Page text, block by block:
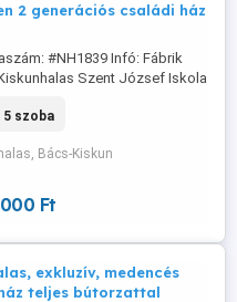
2 generációs családi ház
#NH1839 Infó: Fábrik
Szent József Iskola
vált Kiskunhalas Tompa
Az 774 m2 telekterületen két
összesen 156 m2
5 szoba, nappali, konyha, ...
szoba
Bács-Kiskun
Ft
exkluzív, medencés
teljes bútorzattal